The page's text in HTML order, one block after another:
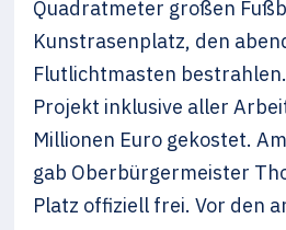
Quadratmeter großen
Kunstrasenplatz, den
Flutlichtmasten
Projekt inklusive aller
Millionen Euro gekostet.
gab Oberbürgermeister
Platz offiziell frei. Vor den